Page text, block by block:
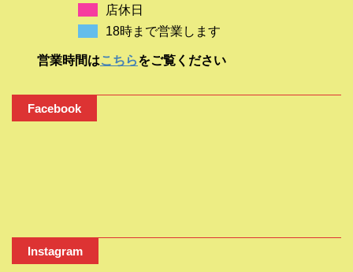
店休日
18時まで営業します
営業時間はこちらをご覧ください
Facebook
Instagram